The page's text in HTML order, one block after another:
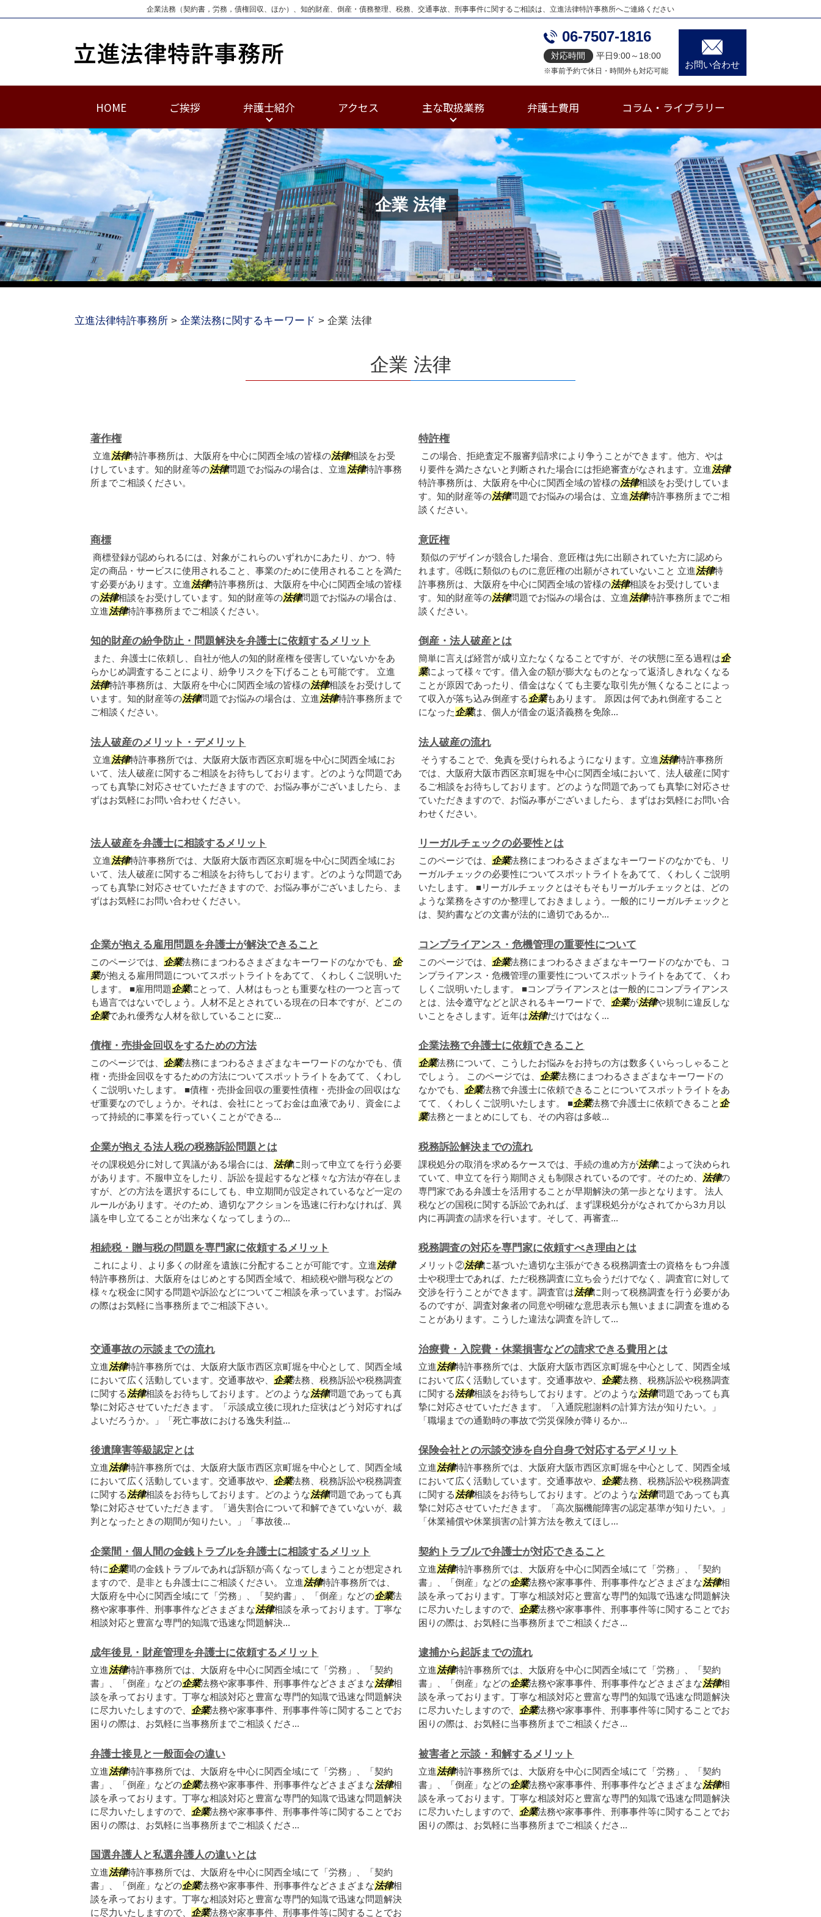
企業 法律
企業法務（契約書，労務，債権回収、ほか）、知的財産、倒産・債務整理、税務、交通事故、刑事事件に関するご相談は、立進法律特許事務所へご連絡ください
06-7507-1816
対応時間 平日9:00～18:00
※事前予約で休日・時間外も対応可能
お問い合わせ
HOME ご挨拶 弁護士紹介 アクセス 主な取扱業務 弁護士費用 コラム・ライブラリー
立進法律特許事務所 > 企業法務に関するキーワード > 企業 法律
企業 法律
著作権
立進法律特許事務所は、大阪府を中心に関西全域の皆様の法律相談をお受
けしています。知的財産等の法律問題でお悩みの場合は、立進法律特許事務
所までご相談ください。
特許権
この場合、拒絶査定不服審判請求により争うことができます。他方、やは
り要件を満たさないと判断された場合には拒絶審査がなされます。立進法律
特許事務所は、大阪府を中心に関西全域の皆様の法律相談をお受けしていま
す。知的財産等の法律問題でお悩みの場合は、立進法律特許事務所までご相
談ください。
商標
商標登録が認められるには、対象がこれらのいずれかにあたり、かつ、特
定の商品・サービスに使用されること、事業のために使用されることを満た
す必要があります。立進法律特許事務所は、大阪府を中心に関西全域の皆様
の法律相談をお受けしています。知的財産等の法律問題でお悩みの場合は、
立進法律特許事務所までご相談ください。
意匠権
類似のデザインが競合した場合、意匠権は先に出願されていた方に認めら
れます。④既に類似のものに意匠権の出願がされていないこと 立進法律特
許事務所は、大阪府を中心に関西全域の皆様の法律相談をお受けしていま
す。知的財産等の法律問題でお悩みの場合は、立進法律特許事務所までご相
談ください。
知的財産の紛争防止・問題解決を弁護士に依頼するメリット
また、弁護士に依頼し、自社が他人の知的財産権を侵害していないかをあ
らかじめ調査することにより、紛争リスクを下げることも可能です。 立進
法律特許事務所は、大阪府を中心に関西全域の皆様の法律相談をお受けして
います。知的財産等の法律問題でお悩みの場合は、立進法律特許事務所まで
ご相談ください。
倒産・法人破産とは
簡単に言えば経営が成り立たなくなることですが、その状態に至る過程は企
業によって様々です。借入金の額が膨大なものとなって返済しきれなくなる
ことが原因であったり、借金はなくても主要な取引先が無くなることによっ
て収入が落ち込み倒産する企業もあります。 原因は何であれ倒産すること
になった企業は、個人が借金の返済義務を免除...
法人破産のメリット・デメリット
立進法律特許事務所では、大阪府大阪市西区京町堀を中心に関西全域にお
いて、法人破産に関するご相談をお待ちしております。どのような問題であ
っても真摯に対応させていただきますので、お悩み事がございましたら、ま
ずはお気軽にお問い合わせください。
法人破産の流れ
そうすることで、免責を受けられるようになります。立進法律特許事務所
では、大阪府大阪市西区京町堀を中心に関西全域において、法人破産に関す
るご相談をお待ちしております。どのような問題であっても真摯に対応させ
ていただきますので、お悩み事がございましたら、まずはお気軽にお問い合
わせください。
法人破産を弁護士に相談するメリット
立進法律特許事務所では、大阪府大阪市西区京町堀を中心に関西全域にお
いて、法人破産に関するご相談をお待ちしております。どのような問題であ
っても真摯に対応させていただきますので、お悩み事がございましたら、ま
ずはお気軽にお問い合わせください。
リーガルチェックの必要性とは
このページでは、 企業法務にまつわるさまざまなキーワードのなかでも、リ
ーガルチェックの必要性についてスポットライトをあてて、くわしくご説明
いたします。 ■リーガルチェックとはそもそもリーガルチェックとは、どの
ような業務をさすのか整理しておきましょう。一般的にリーガルチェックと
は、契約書などの文書が法的に適切であるか...
企業が抱える雇用問題を弁護士が解決できること
このページでは、 企業法務にまつわるさまざまなキーワードのなかでも、 企
業が抱える雇用問題についてスポットライトをあてて、くわしくご説明いた
します。 ■雇用問題企業にとって、人材はもっとも重要な柱の一つと言って
も過言ではないでしょう。人材不足とされている現在の日本ですが、どこの
企業であれ優秀な人材を欲していることに変...
コンプライアンス・危機管理の重要性について
このページでは、 企業法務にまつわるさまざまなキーワードのなかでも、コ
ンプライアンス・危機管理の重要性についてスポットライトをあてて、くわ
しくご説明いたします。 ■コンプライアンスとは一般的にコンプライアンス
とは、法令遵守などと訳されるキーワードで、 企業が法律や規制に違反しな
いことをさします。近年は法律だけではなく...
債権・売掛金回収をするための方法
このページでは、 企業法務にまつわるさまざまなキーワードのなかでも、債
権・売掛金回収をするための方法についてスポットライトをあてて、くわし
くご説明いたします。 ■債権・売掛金回収の重要性債権・売掛金の回収はな
ぜ重要なのでしょうか。それは、会社にとってお金は血液であり、資金によ
って持続的に事業を行っていくことができる...
企業法務で弁護士に依頼できること
企業法務について、こうしたお悩みをお持ちの方は数多くいらっしゃること
でしょう。 このページでは、 企業法務にまつわるさまざまなキーワードの
なかでも、 企業法務で弁護士に依頼できることについてスポットライトをあ
てて、くわしくご説明いたします。 ■企業法務で弁護士に依頼できること 企
業法務と一まとめにしても、その内容は多岐...
企業が抱える法人税の税務訴訟問題とは
その課税処分に対して異議がある場合には、 法律に則って申立てを行う必要
があります。不服申立をしたり、訴訟を提起するなど様々な方法が存在しま
すが、どの方法を選択するにしても、申立期間が設定されているなど一定の
ルールがあります。そのため、適切なアクションを迅速に行わなければ、異
議を申し立てることが出来なくなってしまうの...
税務訴訟解決までの流れ
課税処分の取消を求めるケースでは、手続の進め方が法律によって決められ
ていて、申立てを行う期間さえも制限されているのです。そのため、
法律の
専門家である弁護士を活用することが早期解決の第一歩となります。 法人
税などの国税に関する訴訟であれば、まず課税処分がなされてから3カ月以
内に再調査の請求を行います。そして、再審査...
相続税・贈与税の問題を専門家に依頼するメリット
これにより、より多くの財産を遺族に分配することが可能です。立進法律
特許事務所は、大阪府をはじめとする関西全域で、相続税や贈与税などの
様々な税金に関する問題や訴訟などについてご相談を承っています。お悩み
の際はお気軽に当事務所までご相談下さい。
税務調査の対応を専門家に依頼すべき理由とは
メリット②法律に基づいた適切な主張ができる税務調査士の資格をもつ弁護
士や税理士であれば、ただ税務調査に立ち会うだけでなく、調査官に対して
交渉を行うことができます。調査官は法律に則って税務調査を行う必要があ
るのですが、調査対象者の同意や明確な意思表示も無いままに調査を進める
ことがあります。こうした違法な調査を許して...
交通事故の示談までの流れ
立進法律特許事務所では、大阪府大阪市西区京町堀を中心として、関西全域
において広く活動しています。交通事故や、 企業法務、税務訴訟や税務調査
に関する 法律相談をお待ちしております。どのような法律問題であっても真
摯に対応させていただきます。「示談成立後に現れた症状はどう対応すれば
よいだろうか。」「死亡事故における逸失利益...
治療費・入院費・休業損害などの請求できる費用とは
立進法律特許事務所では、大阪府大阪市西区京町堀を中心として、関西全域
において広く活動しています。交通事故や、 企業法務、税務訴訟や税務調査
に関する 法律相談をお待ちしております。どのような法律問題であっても真
摯に対応させていただきます。「入通院慰謝料の計算方法が知りたい。」
「職場までの通勤時の事故で労災保険が降りるか...
後遺障害等級認定とは
立進法律特許事務所では、大阪府大阪市西区京町堀を中心として、関西全域
において広く活動しています。交通事故や、 企業法務、税務訴訟や税務調査
に関する 法律相談をお待ちしております。どのような法律問題であっても真
摯に対応させていただきます。「過失割合について和解できていないが、裁
判となったときの期間が知りたい。」「事故後...
保険会社との示談交渉を自分自身で対応するデメリット
立進法律特許事務所では、大阪府大阪市西区京町堀を中心として、関西全域
において広く活動しています。交通事故や、 企業法務、税務訴訟や税務調査
に関する 法律相談をお待ちしております。どのような法律問題であっても真
摯に対応させていただきます。「高次脳機能障害の認定基準が知りたい。」
「休業補償や休業損害の計算方法を教えてほし...
企業間・個人間の金銭トラブルを弁護士に相談するメリット
特に企業間の金銭トラブルであれば訴額が高くなってしまうことが想定され
ますので、是非とも弁護士にご相談ください。 立進法律特許事務所では、
大阪府を中心に関西全域にて「労務」、「契約書」、「倒産」などの企業法
務や家事事件、刑事事件などさまざまな法律相談を承っております。丁寧な
相談対応と豊富な専門的知識で迅速な問題解決...
契約トラブルで弁護士が対応できること
立進法律特許事務所では、大阪府を中心に関西全域にて「労務」、「契約
書」、「倒産」などの企業法務や家事事件、刑事事件などさまざまな法律相
談を承っております。丁寧な相談対応と豊富な専門的知識で迅速な問題解決
に尽力いたしますので、 企業法務や家事事件、刑事事件等に関することでお
困りの際は、お気軽に当事務所までご相談くださ...
成年後見・財産管理を弁護士に依頼するメリット
立進法律特許事務所では、大阪府を中心に関西全域にて「労務」、「契約
書」、「倒産」などの企業法務や家事事件、刑事事件などさまざまな法律相
談を承っております。丁寧な相談対応と豊富な専門的知識で迅速な問題解決
に尽力いたしますので、 企業法務や家事事件、刑事事件等に関することでお
困りの際は、お気軽に当事務所までご相談くださ...
逮捕から起訴までの流れ
立進法律特許事務所では、大阪府を中心に関西全域にて「労務」、「契約
書」、「倒産」などの企業法務や家事事件、刑事事件などさまざまな法律相
談を承っております。丁寧な相談対応と豊富な専門的知識で迅速な問題解決
に尽力いたしますので、 企業法務や家事事件、刑事事件等に関することでお
困りの際は、お気軽に当事務所までご相談くださ...
弁護士接見と一般面会の違い
立進法律特許事務所では、大阪府を中心に関西全域にて「労務」、「契約
書」、「倒産」などの企業法務や家事事件、刑事事件などさまざまな法律相
談を承っております。丁寧な相談対応と豊富な専門的知識で迅速な問題解決
に尽力いたしますので、 企業法務や家事事件、刑事事件等に関することでお
困りの際は、お気軽に当事務所までご相談くださ...
被害者と示談・和解するメリット
立進法律特許事務所では、大阪府を中心に関西全域にて「労務」、「契約
書」、「倒産」などの企業法務や家事事件、刑事事件などさまざまな法律相
談を承っております。丁寧な相談対応と豊富な専門的知識で迅速な問題解決
に尽力いたしますので、 企業法務や家事事件、刑事事件等に関することでお
困りの際は、お気軽に当事務所までご相談くださ...
国選弁護人と私選弁護人の違いとは
立進法律特許事務所では、大阪府を中心に関西全域にて「労務」、「契約
書」、「倒産」などの企業法務や家事事件、刑事事件などさまざまな法律相
談を承っております。丁寧な相談対応と豊富な専門的知識で迅速な問題解決
に尽力いたしますので、 企業法務や家事事件、刑事事件等に関することでお